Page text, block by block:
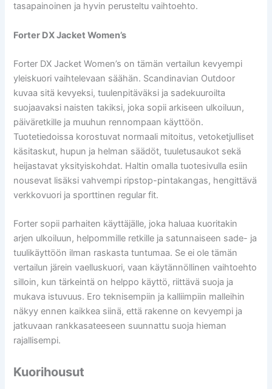
tasapainoinen ja hyvin perusteltu vaihtoehto.
Forter DX Jacket Women’s
Forter DX Jacket Women’s on tämän vertailun kevyempi
yleiskuori vaihtelevaan säähän. Scandinavian Outdoor
kuvaa sitä kevyeksi, tuulenpitäväksi ja sadekuuroilta
suojaavaksi naisten takiksi, joka sopii arkiseen ulkoiluun,
päiväretkille ja muuhun rennompaan käyttöön.
Tuotetiedoissa korostuvat normaali mitoitus, vetoketjulliset
käsitaskut, hupun ja helman säädöt, tuuletusaukot sekä
heijastavat yksityiskohdat. Haltin omalla tuotesivulla esiin
nousevat lisäksi vahvempi ripstop-pintakangas, hengittävä
verkkovuori ja sporttinen regular fit.
Forter sopii parhaiten käyttäjälle, joka haluaa kuoritakin
arjen ulkoiluun, helpommille retkille ja satunnaiseen sade- ja
tuulikäyttöön ilman raskasta tuntumaa. Se ei ole tämän
vertailun järein vaelluskuori, vaan käytännöllinen vaihtoehto
silloin, kun tärkeintä on helppo käyttö, riittävä suoja ja
mukava istuvuus. Ero teknisempiin ja kalliimpiin malleihin
näkyy ennen kaikkea siinä, että rakenne on kevyempi ja
jatkuvaan rankkasateeseen suunnattu suoja hieman
rajallisempi.
Kuorihousut